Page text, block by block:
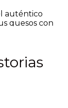
auténtico
quesos con